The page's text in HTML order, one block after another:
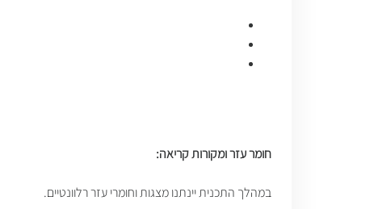
חומר עזר ומקורות קריאה:
במהלך התכנית יינתנו מצגות וחומרי עזר רלוונטיים.